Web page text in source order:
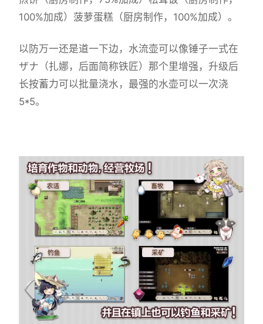
100%加成）菠萝蛋糕（厨房制作，100%加成）。
以防万一还是道一下边，水流壶可以像锤子一式在
ザナ（扎娜，后面简称铁匠）那个里增强，升级后
长按蓄力可以批量浇水，最强的水壶可以一次浇
5*5。